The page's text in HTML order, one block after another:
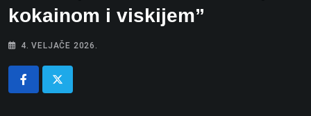
kokainom i viskijem”
4. VELJAČE 2026.